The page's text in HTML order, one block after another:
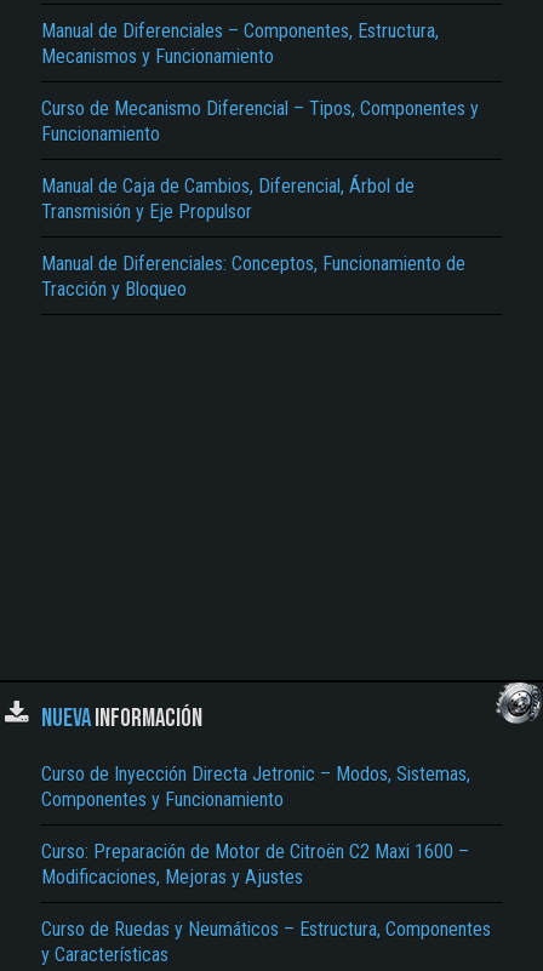
Manual de Diferenciales – Componentes, Estructura,
Mecanismos y Funcionamiento
Curso de Mecanismo Diferencial – Tipos, Componentes y
Funcionamiento
Manual de Caja de Cambios, Diferencial, Árbol de
Transmisión y Eje Propulsor
Manual de Diferenciales: Conceptos, Funcionamiento de
Tracción y Bloqueo
NUEVAINFORMACIÓN
Curso de Inyección Directa Jetronic – Modos, Sistemas,
Componentes y Funcionamiento
Curso: Preparación de Motor de Citroën C2 Maxi 1600 –
Modificaciones, Mejoras y Ajustes
Curso de Ruedas y Neumáticos – Estructura, Componentes
y Características
El Título es incorrecto según el contenido.
Texto o Imagen de portada son erróneos.